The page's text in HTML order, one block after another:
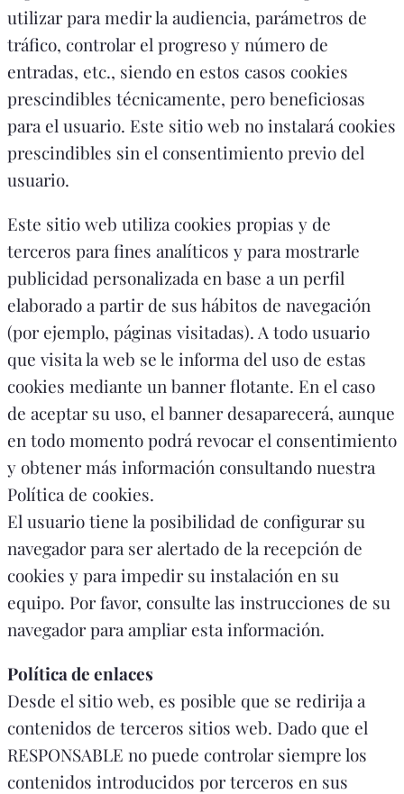
utilizar para medir la audiencia, parámetros de
tráfico, controlar el progreso y número de
entradas, etc., siendo en estos casos cookies
prescindibles técnicamente, pero beneficiosas
para el usuario. Este sitio web no instalará cookies
prescindibles sin el consentimiento previo del
usuario.
Este sitio web utiliza cookies propias y de
terceros para fines analíticos y para mostrarle
publicidad personalizada en base a un perfil
elaborado a partir de sus hábitos de navegación
(por ejemplo, páginas visitadas). A todo usuario
que visita la web se le informa del uso de estas
cookies mediante un banner flotante. En el caso
de aceptar su uso, el banner desaparecerá, aunque
en todo momento podrá revocar el consentimiento
y obtener más información consultando nuestra
Política de cookies.
El usuario tiene la posibilidad de configurar su
navegador para ser alertado de la recepción de
cookies y para impedir su instalación en su
equipo. Por favor, consulte las instrucciones de su
navegador para ampliar esta información.
Política de enlaces
Desde el sitio web, es posible que se redirija a
contenidos de terceros sitios web. Dado que el
RESPONSABLE no puede controlar siempre los
contenidos introducidos por terceros en sus